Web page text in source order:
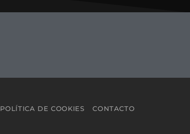
POLÍTICA DE COOKIES CONTACTO